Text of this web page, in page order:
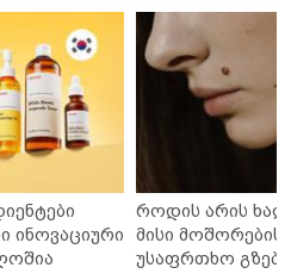
ინოვაციური
როდის არის
მისი მოშორების
უსაფრთხო გზები